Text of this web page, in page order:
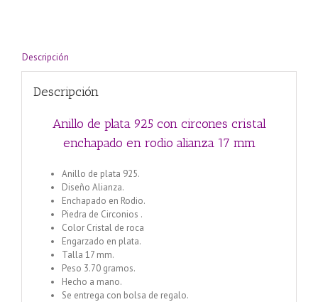
Descripción
Descripción
Anillo de plata 925 con circones cristal
enchapado en rodio alianza 17 mm
Anillo de plata 925.
Diseño Alianza.
Enchapado en Rodio.
Piedra de Circonios .
Color Cristal de roca
Engarzado en plata.
Talla 17 mm.
Peso 3.70 gramos.
Hecho a mano.
Se entrega con bolsa de regalo.